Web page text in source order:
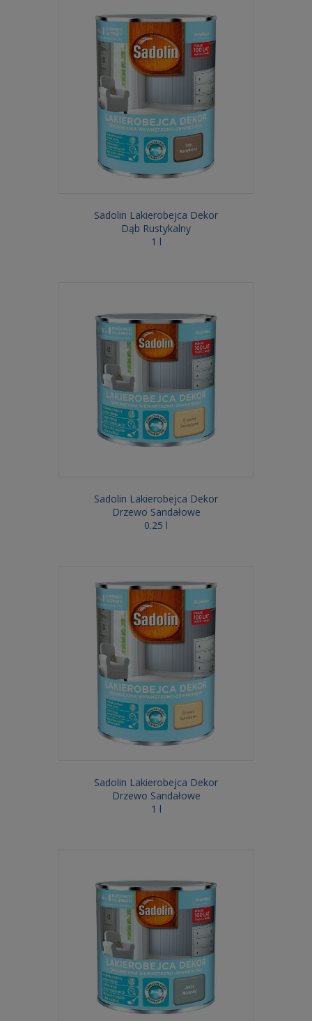
Sadolin Lakierobejca Dekor
Dąb Rustykalny
1 l
Sadolin Lakierobejca Dekor
Drzewo Sandałowe
0.25 l
Sadolin Lakierobejca Dekor
Drzewo Sandałowe
1 l